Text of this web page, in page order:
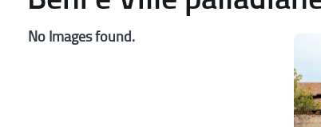
No Images found.